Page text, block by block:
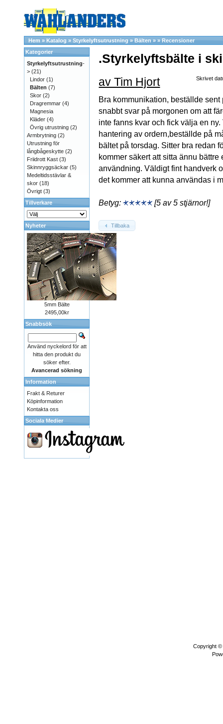
Hem »Katalog »Styrkelyftsutrustning »Bälten »»Recensioner
.Styrkelyftsbälte i
Skrivet
av Tim Hjort
Bra kommunikation, beställde
snabbt svar på morgonen om att
inte fanns kvar och fick välja en
hantering av ordern,beställde på
bältet på torsdag. Sitter bra redan
kommer säkert att sitta ännu bättre
användning. Väldigt fint handverk
det kommer att kunna användas i
Betyg: [5 av 5 stjärnor!]
Tillbaka
Kategorier
Styrkelyftsutrustning-
> (21)
Lindor (1)
Bälten (7)
Skor (2)
Dragremmar (4)
Magnesia
Kläder (4)
Övrig utrustning (2)
Armbrytning (2)
Utrustning för
långbågeskytte (2)
Friidrott Kast (3)
Skinnryggsäckar (5)
Medeltidsstävlar &
skor (18)
Övrigt (3)
Tillverkare
Nyheter
5mm Bälte
2495,00kr
Snabbsök
Använd nyckelord för att
hitta den produkt du
söker efter.
Avancerad sökning
Information
Frakt & Returer
Köpinformation
Kontakta oss
Sociala Medier
Copyright